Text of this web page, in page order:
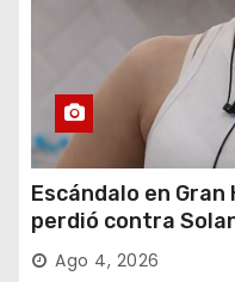
Escándalo en
perdió contra
desafió al Big
Ago 4, 2026